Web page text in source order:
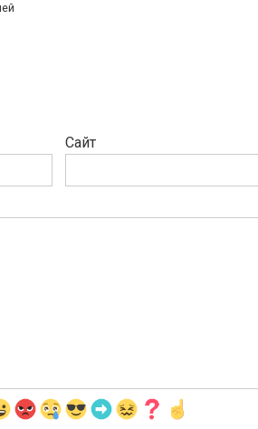
Сайт